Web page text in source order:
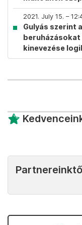
2021. July 15. –
Gulyás szerint
kinevezése